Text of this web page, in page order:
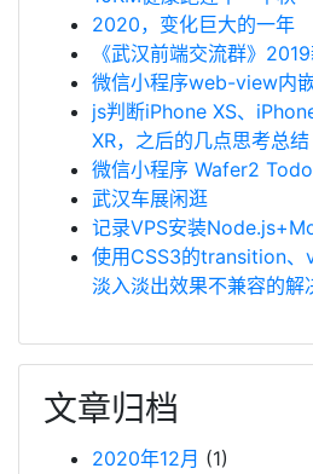
2020，变化巨大的一年
《武汉前端交流群》
微信小程序web-view内
js判断iPhone XS、
XR，之后的几点思考总结
微信小程序 Wafer2
武汉车展闲逛
记录VPS安装
使用CSS3的transition
淡入淡出效果不兼容的解
文章归档
2020年12月 (1)